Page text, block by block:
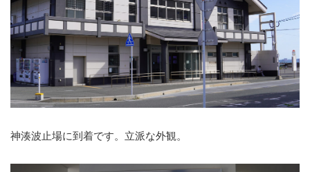
神湊波止場に到着です。立派な外観。